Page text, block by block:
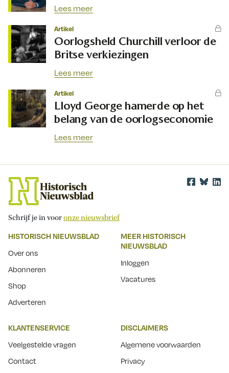
Lees meer
Artikel
Oorlogsheld Churchill verloor de
Britse verkiezingen
Lees meer
Artikel
Lloyd George hamerde op het
belang van de oorlogseconomie
Lees meer
Schrijf je in vooronze nieuwsbrief
HISTORISCH NIEUWSBLAD
Over ons
Abonneren
Shop
Adverteren
MEER HISTORISCH
NIEUWSBLAD
Inloggen
Vacatures
KLANTENSERVICE
Veelgestelde vragen
Contact
DISCLAIMERS
Algemene voorwaarden
Privacy